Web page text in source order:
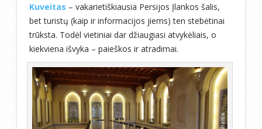
Kuveitas – vakarietiškiausia Persijos Įlankos šalis,
bet turistų (kaip ir informacijos jiems) ten stebėtinai
trūksta. Todėl vietiniai dar džiaugiasi atvykėliais, o
kiekviena išvyka – paieškos ir atradimai.